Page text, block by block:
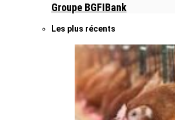
Groupe BGFIBank
Les plus récents